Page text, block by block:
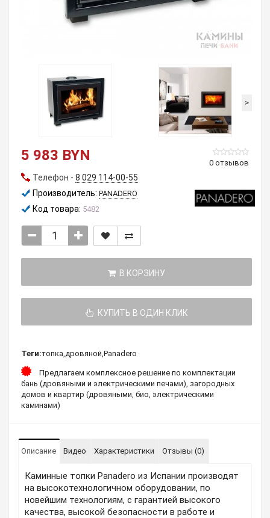
>
0 отзывов
5 983 BYN
Телефон - 8 029 114-00-55
Производитель: PANADERO
Код товара: 5482
В КОРЗИНУ
КУПИТЬ В ОДИН КЛИК
Теги:топка,дровяной,Panadero
Предлагаем комплексное решение по комплектации
бань (дровяными и электрическими печами), загородных
домов и квартир (дровяными, био, электрическими
каминами)
Описание Видео Характеристики Отзывы (0)
Каминные топки Panadero из Испании производят
на высокотехнологичном оборудовании, по
новейшим технологиям, с гарантией высокого
качества, высокой безопасности в работе и